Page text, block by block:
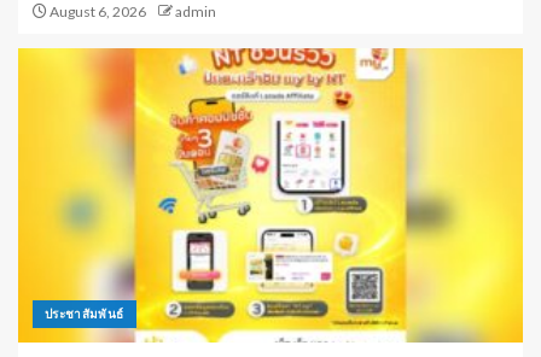
August 6, 2026 admin
ประชาสัมพันธ์